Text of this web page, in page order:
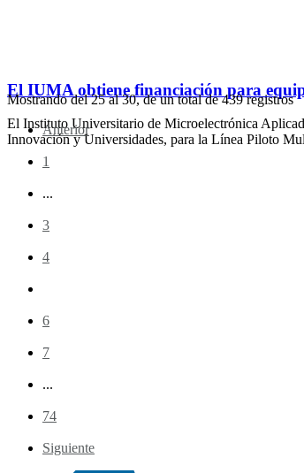
El IUMA obtiene financiación para
El Instituto Universitario de Microelectrónica
Innovación y Universidades, para la Línea Piloto
Mostrando del25al30, de un total de439registros
Anterior
1
...
3
4
6
7
...
74
Siguiente